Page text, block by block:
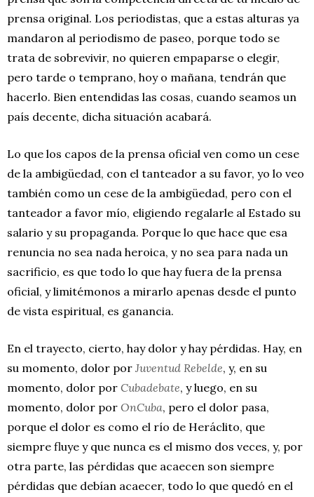
prensa original. Los periodistas, que a estas alturas ya
mandaron al periodismo de paseo, porque todo se
trata de sobrevivir, no quieren empaparse o elegir,
pero tarde o temprano, hoy o mañana, tendrán que
hacerlo. Bien entendidas las cosas, cuando seamos un
país decente, dicha situación acabará.
Lo que los capos de la prensa oficial ven como un cese
de la ambigüedad, con el tanteador a su favor, yo lo veo
también como un cese de la ambigüedad, pero con el
tanteador a favor mío, eligiendo regalarle al Estado su
salario y su propaganda. Porque lo que hace que esa
renuncia no sea nada heroica, y no sea para nada un
sacrificio, es que todo lo que hay fuera de la prensa
oficial, y limitémonos a mirarlo apenas desde el punto
de vista espiritual, es ganancia.
En el trayecto, cierto, hay dolor y hay pérdidas. Hay, en
su momento, dolor por Juventud Rebelde, y, en su
momento, dolor por Cubadebate, y luego, en su
momento, dolor por OnCuba, pero el dolor pasa,
porque el dolor es como el río de Heráclito, que
siempre fluye y que nunca es el mismo dos veces, y, por
otra parte, las pérdidas que acaecen son siempre
pérdidas que debían acaecer, todo lo que quedó en el